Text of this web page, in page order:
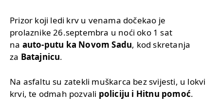
Prizor koji ledi krv u venama dočekao je
prolaznike 26.septembra u noći oko 1 sat
na auto-putu ka Novom Sadu, kod skretanja
za Batajnicu.
Na asfaltu su zatekli muškarca bez svijesti, u lokvi
krvi, te odmah pozvali policiju i Hitnu pomoć.